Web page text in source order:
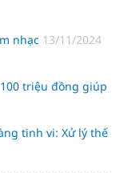
nhạc 13/11/2024
triệu đồng giúp
tinh vi: Xử lý thế